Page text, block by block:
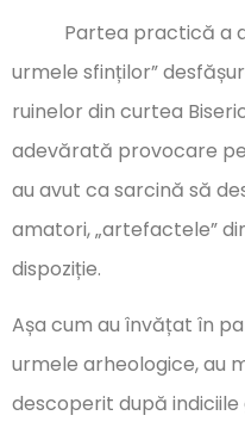
Partea practică a
urmele sfinților”
ruinelor din curtea
adevărată provocare
au avut ca sarcină să
amatori, „artefactele”
dispoziție.
Așa cum au învățat în
urmele arheologice, au
descoperit după